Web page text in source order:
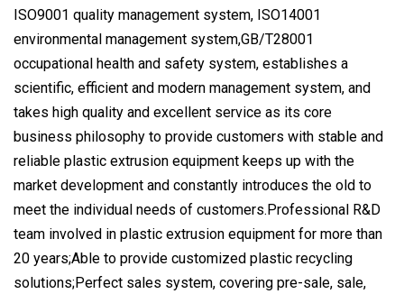
ISO9001 quality management system, ISO14001
environmental management system,GB/T28001
occupational health and safety system, establishes a
scientific, efficient and modern management system, and
takes high quality and excellent service as its core
business philosophy to provide customers with stable and
reliable plastic extrusion equipment keeps up with the
market development and constantly introduces the old to
meet the individual needs of customers.Professional R&D
team involved in plastic extrusion equipment for more than
20 years;Able to provide customized plastic recycling
solutions;Perfect sales system, covering pre-sale, sale,